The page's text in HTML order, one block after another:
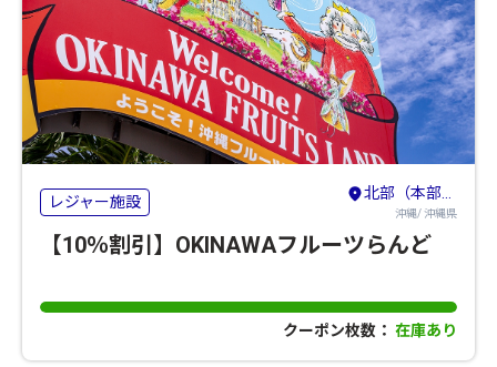
レジャー施設 北部（本部・名護・国頭）
沖縄/ 沖縄県
【10％割引】OKINAWAフルーツらんど
クーポン枚数： 在庫あり